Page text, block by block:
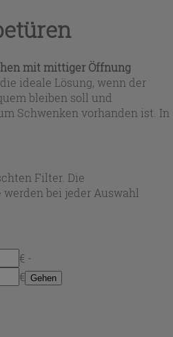
mit mittiger Öffnung
ideale Lösung, wenn der
bleiben soll und
Schwenken vorhanden ist. In
für Nischen
und reversibler
Einbaurichtung flexibel an
sind die Systeme in
und über
anpassbar. Das sorgt
und ein harmonisches
Filter. Die
bei jeder Auswahl
€ -
€ Gehen